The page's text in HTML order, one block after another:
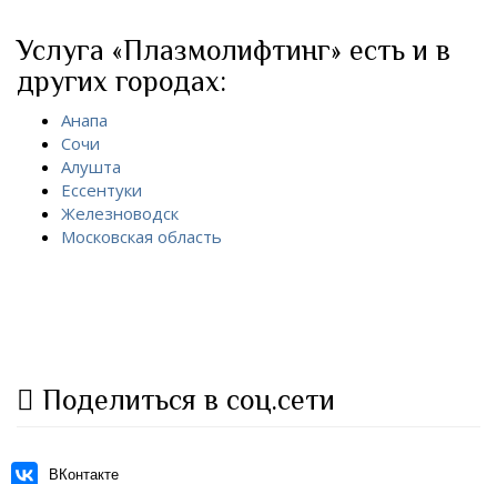
Услуга «Плазмолифтинг» есть и в
других городах:
Анапа
Сочи
Алушта
Ессентуки
Железноводск
Московская область
Поделиться в соц.сети
ВКонтакте